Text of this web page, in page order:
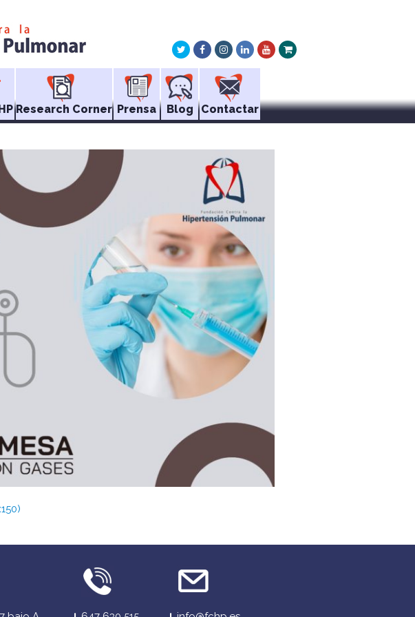
TwitterFacebookInstagram
LinkedInYoutube
Xing
Research Corner Prensa Blog Contactar